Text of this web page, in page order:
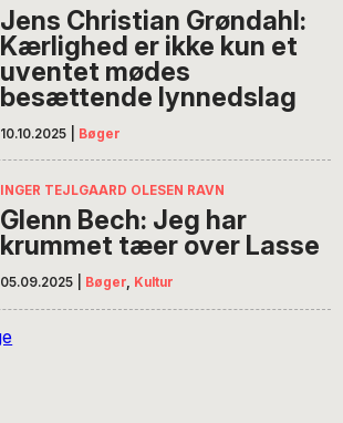
Jens Christian Grøndahl:
Kærlighed er ikke kun et
uventet mødes
besættende lynnedslag
10.10.2025 Bøger
INGER TEJLGAARD OLESEN RAVN
Glenn Bech: Jeg har
krummet tæer over Lasse
05.09.2025 Bøger, Kultur